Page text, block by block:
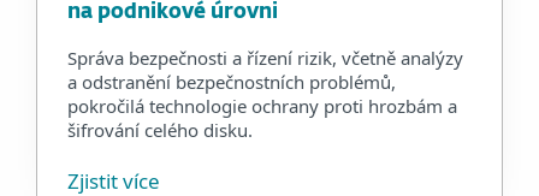
na podnikové úrovni
Správa bezpečnosti a řízení rizik, včetně analýzy
a odstranění bezpečnostních problémů,
pokročilá technologie ochrany proti hrozbám a
šifrování celého disku.
Zjistit více